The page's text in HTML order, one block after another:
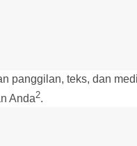
panggilan, teks, dan
Anda2.